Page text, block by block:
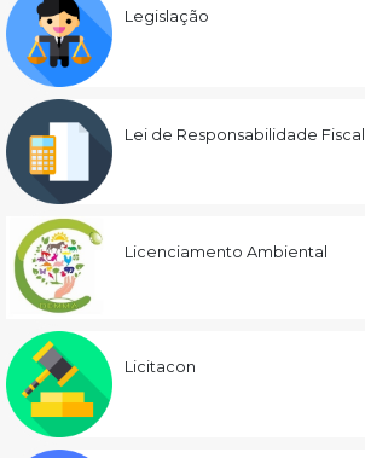
Legislação
Lei de Responsabilidade Fiscal
Licenciamento Ambiental
Licitacon